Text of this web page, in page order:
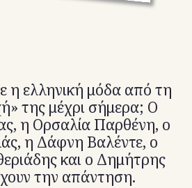
η ελληνική μόδα από τη
της μέχρι σήμερα; O
η Ορσαλία Παρθένη, ο
η Δάφνη Βαλέντε, ο
και ο Δημήτρης
την απάντηση.